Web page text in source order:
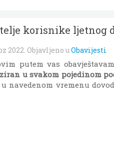
korisnike ljetnog
2022. Objavljeno uObavijesti
putem vas
u svakom pojedinom
navedenom vremenu